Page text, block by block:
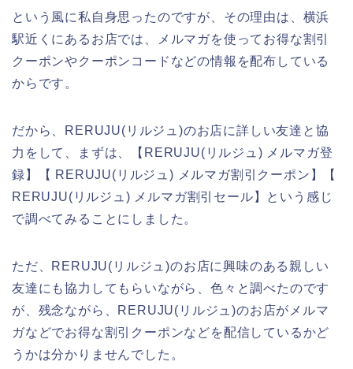
という風に私自身思ったのですが、その理由は、横浜
駅近くにあるお店では、メルマガを使ってお得な割引
クーポンやクーポンコードなどの情報を配布している
からです。
だから、RERUJU(リルジュ)のお店に詳しい友達と協
力をして、まずは、【RERUJU(リルジュ) メルマガ登
録】【 RERUJU(リルジュ) メルマガ割引クーポン】【
RERUJU(リルジュ) メルマガ割引セール】という感じ
で調べてみることにしました。
ただ、RERUJU(リルジュ)のお店に興味のある親しい
友達にも協力してもらいながら、色々と調べたのです
が、残念ながら、RERUJU(リルジュ)のお店がメルマ
ガなどでお得な割引クーポンなどを配信しているかど
うかは分かりませんでした。